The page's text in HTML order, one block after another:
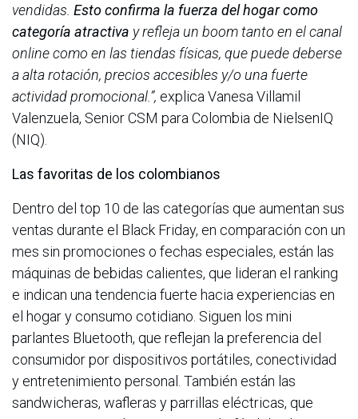
vendidas. Esto confirma la fuerza del hogar como
categoría atractiva y refleja un boom tanto en el canal
online como en las tiendas físicas, que puede deberse
a alta rotación, precios accesibles y/o una fuerte
actividad promocional.”, explica Vanesa Villamil
Valenzuela, Senior CSM para Colombia de NielsenIQ
(NIQ).
Las favoritas de los colombianos
Dentro del top 10 de las categorías que aumentan sus
ventas durante el Black Friday, en comparación con un
mes sin promociones o fechas especiales, están las
máquinas de bebidas calientes, que lideran el ranking
e indican una tendencia fuerte hacia experiencias en
el hogar y consumo cotidiano. Siguen los mini
parlantes Bluetooth, que reflejan la preferencia del
consumidor por dispositivos portátiles, conectividad
y entretenimiento personal. También están las
sandwicheras, wafleras y parrillas eléctricas, que